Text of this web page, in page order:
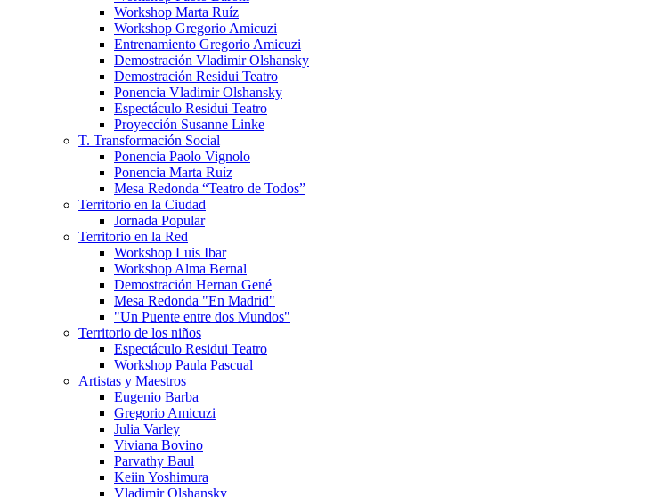
Workshop Marta Ruíz
Workshop Gregorio Amicuzi
Entrenamiento Gregorio Amicuzi
Demostración Vladimir Olshansky
Demostración Residui Teatro
Ponencia Vladimir Olshansky
Espectáculo Residui Teatro
Proyección Susanne Linke
T. Transformación Social
Ponencia Paolo Vignolo
Ponencia Marta Ruíz
Mesa Redonda “Teatro de Todos”
Territorio en la Ciudad
Jornada Popular
Territorio en la Red
Workshop Luis Ibar
Workshop Alma Bernal
Demostración Hernan Gené
Mesa Redonda "En Madrid"
"Un Puente entre dos Mundos"
Territorio de los niños
Espectáculo Residui Teatro
Workshop Paula Pascual
Artistas y Maestros
Eugenio Barba
Gregorio Amicuzi
Julia Varley
Viviana Bovino
Parvathy Baul
Keiin Yoshimura
Vladimir Olshansky